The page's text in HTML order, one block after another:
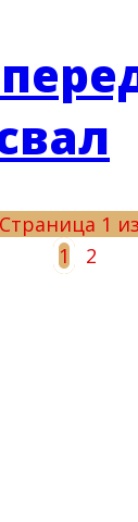
Страница 1
1
2